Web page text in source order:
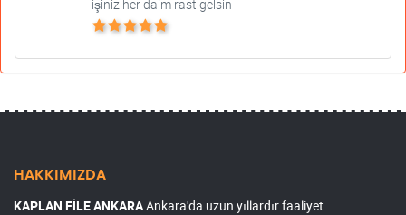
işiniz her daim rast gelsin
HAKKIMIZDA
KAPLAN FİLE ANKARAAnkara'da uzun yıllardır faaliyet